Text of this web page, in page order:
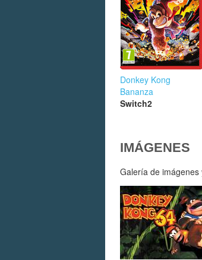
Donkey Kong
Bananza
Switch2
IMÁGENES
Galería de imágenes